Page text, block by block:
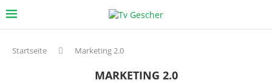
Startseite Marketing 2.0
MARKETING 2.0